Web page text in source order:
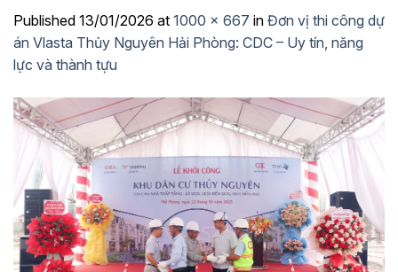
Published 13/01/2026 at 1000 × 667 in Đơn vị thi công dự
án Vlasta Thủy Nguyên Hải Phòng: CDC – Uy tín, năng
lực và thành tựu